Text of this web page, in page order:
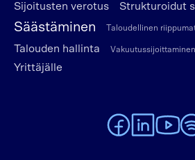
Sijoitusten verotus
Strukturoidut
Säästäminen Taloudellinen
Talouden hallinta Vakuutussijoittaminen
Yrittäjälle
To Alexandria
To To